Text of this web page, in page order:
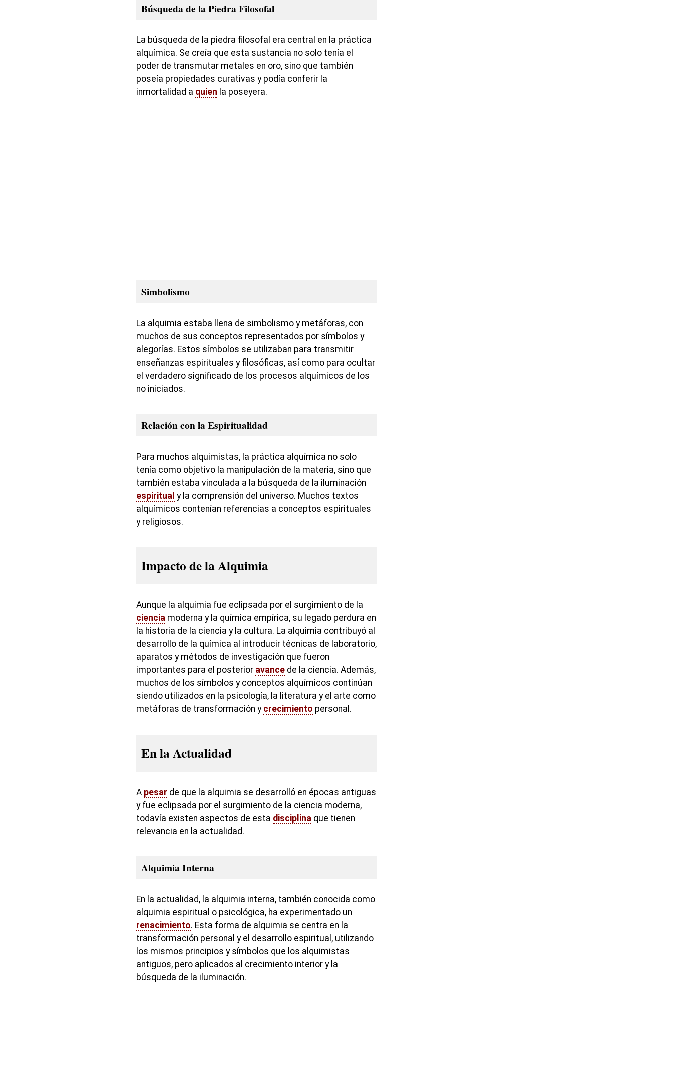
Búsqueda de la Piedra Filosofal
La búsqueda de la piedra filosofal era central en la práctica
alquímica. Se creía que esta sustancia no solo tenía el
poder de transmutar metales en oro, sino que también
poseía propiedades curativas y podía conferir la
inmortalidad a quien la poseyera.
Simbolismo
La alquimia estaba llena de simbolismo y metáforas, con
muchos de sus conceptos representados por símbolos y
alegorías. Estos símbolos se utilizaban para transmitir
enseñanzas espirituales y filosóficas, así como para ocultar
el verdadero significado de los procesos alquímicos de los
no iniciados.
Relación con la Espiritualidad
Para muchos alquimistas, la práctica alquímica no solo
tenía como objetivo la manipulación de la materia, sino que
también estaba vinculada a la búsqueda de la iluminación
espiritual y la comprensión del universo. Muchos textos
alquímicos contenían referencias a conceptos espirituales
y religiosos.
Impacto de la Alquimia
Aunque la alquimia fue eclipsada por el surgimiento de la
ciencia moderna y la química empírica, su legado perdura en
la historia de la ciencia y la cultura. La alquimia contribuyó al
desarrollo de la química al introducir técnicas de laboratorio,
aparatos y métodos de investigación que fueron
importantes para el posterior avance de la ciencia. Además,
muchos de los símbolos y conceptos alquímicos continúan
siendo utilizados en la psicología, la literatura y el arte como
metáforas de transformación y crecimiento personal.
En la Actualidad
A pesar de que la alquimia se desarrolló en épocas antiguas
y fue eclipsada por el surgimiento de la ciencia moderna,
todavía existen aspectos de esta disciplina que tienen
relevancia en la actualidad.
Alquimia Interna
En la actualidad, la alquimia interna, también conocida como
alquimia espiritual o psicológica, ha experimentado un
renacimiento. Esta forma de alquimia se centra en la
transformación personal y el desarrollo espiritual, utilizando
los mismos principios y símbolos que los alquimistas
antiguos, pero aplicados al crecimiento interior y la
búsqueda de la iluminación.